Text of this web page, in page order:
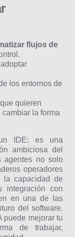
flujos de
los entornos de
quieren
la forma
IDE: es una
ambiciosa del
agentes no solo
operadores
la capacidad de
integración con
en una de las
del software.
puede mejorar tu
de trabajar,